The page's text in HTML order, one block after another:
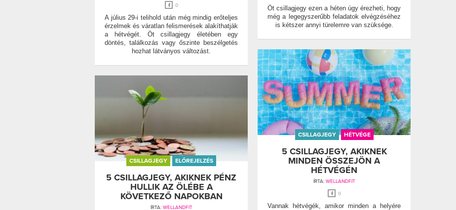
0
A július 29-i telihold után még mindig erőteljes
érzelmek és váratlan felismerések alakíthatják
a hétvégét. Öt csillagjegy életében egy
döntés, találkozás vagy őszinte beszélgetés
hozhat látványos változást.
Öt csillagjegy ezen a héten úgy érezheti, hogy
még a legegyszerűbb feladatok elvégzéséhez
is kétszer annyi türelemre van szüksége.
CSILLAGJEGY HÉTVÉGE
5 CSILLAGJEGY, AKIKNEK
MINDEN ÖSSZEJÖN A
HÉTVÉGÉN
ÍRTA: WELLANDFIT
0
Vannak hétvégék, amikor minden a helyére
CSILLAGJEGY ELŐREJELZÉS
5 CSILLAGJEGY, AKIKNEK PÉNZ
HULLIK AZ ÖLÉBE A
KÖVETKEZŐ NAPOKBAN
ÍRTA: WELLANDFIT